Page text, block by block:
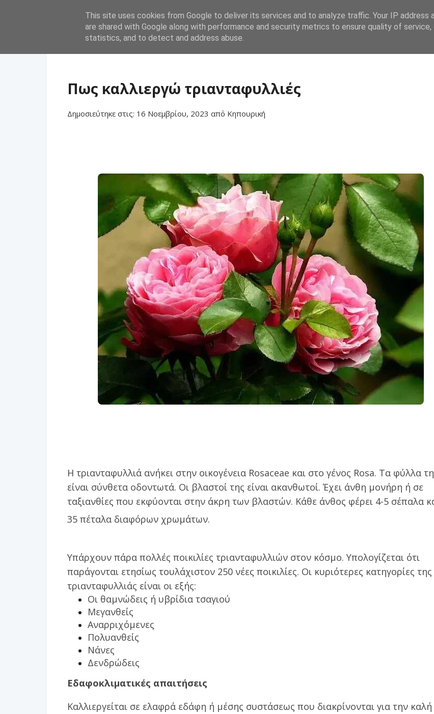
Αρχική Λαχανικά Καλλωπιστικά
Πως καλλιεργώ τριανταφυλλιές
Δημοσιεύτηκε στις: 16 Νοεμβρίου, 2023 από Κηπουρική
Η τριανταφυλλιά ανήκει στην οικογένεια Rosaceae και στο γένος Rosa. Τα φύλλα
είναι σύνθετα οδοντωτά. Οι βλαστοί της είναι ακανθωτοί. Έχει άνθη μονήρη ή σε
ταξιανθίες που εκφύονται στην άκρη των βλαστών. Κάθε άνθος φέρει 4-5 σέπαλα
35 πέταλα διαφόρων χρωμάτων.
Υπάρχουν πάρα πολλές ποικιλίες τριανταφυλλιών στον κόσμο. Υπολογίζεται ότι
παράγονται ετησίως τουλάχιστον 250 νέες ποικιλίες. Οι κυριότερες κατηγορίες της
τριανταφυλλιάς είναι οι εξής:
Οι θαμνώδεις ή υβρίδια τσαγιού
Μεγανθείς
Αναρριχόμενες
Πολυανθείς
Νάνες
Δενδρώδεις
Εδαφοκλιματικές απαιτήσεις
Καλλιεργείται σε ελαφρά εδάφη ή μέσης συστάσεως που διακρίνονται για την καλή
This site uses cookies from Google to deliver its services and to analyze traffic. Your IP address
are shared with Google along with performance and security metrics to ensure quality of service,
statistics, and to detect and address abuse.